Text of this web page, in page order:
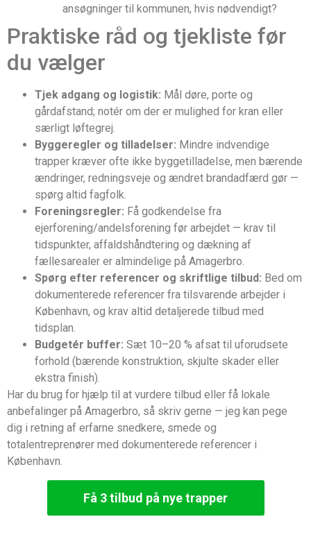
ansøgninger til kommunen, hvis nødvendigt?
Praktiske råd og tjekliste før
du vælger
Tjek adgang og logistik: Mål døre, porte og
gårdafstand; notér om der er mulighed for kran eller
særligt løftegrej.
Byggeregler og tilladelser: Mindre indvendige
trapper kræver ofte ikke byggetilladelse, men bærende
ændringer, redningsveje og ændret brandadfærd gør —
spørg altid fagfolk.
Foreningsregler: Få godkendelse fra
ejerforening/andelsforening før arbejdet — krav til
tidspunkter, affaldshåndtering og dækning af
fællesarealer er almindelige på Amagerbro.
Spørg efter referencer og skriftlige tilbud: Bed om
dokumenterede referencer fra tilsvarende arbejder i
København, og krav altid detaljerede tilbud med
tidsplan.
Budgetér buffer: Sæt 10–20 % afsat til uforudsete
forhold (bærende konstruktion, skjulte skader eller
ekstra finish).
Har du brug for hjælp til at vurdere tilbud eller få lokale
anbefalinger på Amagerbro, så skriv gerne — jeg kan pege
dig i retning af erfarne snedkere, smede og
totalentreprenører med dokumenterede referencer i
København.
Få 3 tilbud på nye trapper